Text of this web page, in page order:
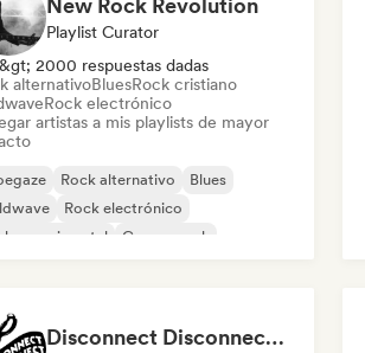
New Rock Revolution
Playlist Curator
&gt; 2000 respuestas dadas
alternativoBluesRock cristiano
Rock electrónico
artistas a mis playlists de mayor
Rock alternativo
Blues
Rock electrónico
experimental
Garage rock
Disconnect Disconnect Records